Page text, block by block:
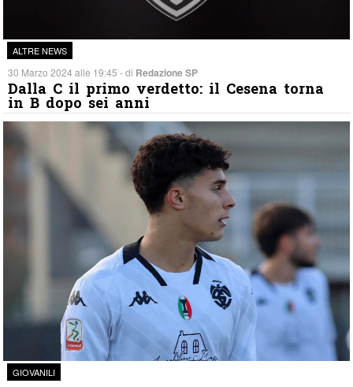
ALTRE NEWS
30 Marzo 2024 alle 19:45 - di Redazione SP
Dalla C il primo verdetto: il Cesena torna
in B dopo sei anni
GIOVANILI